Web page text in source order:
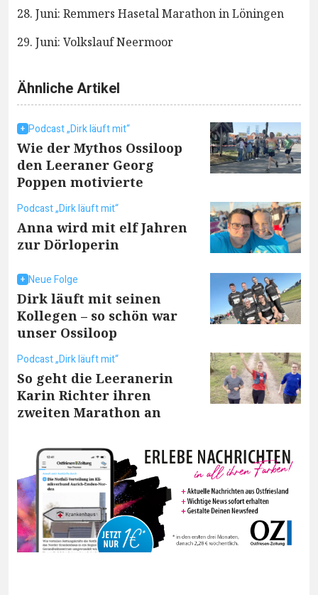
28. Juni: Remmers Hasetal Marathon in Löningen
29. Juni: Volkslauf Neermoor
Ähnliche Artikel
Podcast „Dirk läuft mit“
Wie der Mythos Ossiloop
den Leeraner Georg
Poppen motivierte
Podcast „Dirk läuft mit“
Anna wird mit elf Jahren
zur Dörloperin
Neue Folge
Dirk läuft mit seinen
Kollegen – so schön war
unser Ossiloop
Podcast „Dirk läuft mit“
So geht die Leeranerin
Karin Richter ihren
zweiten Marathon an